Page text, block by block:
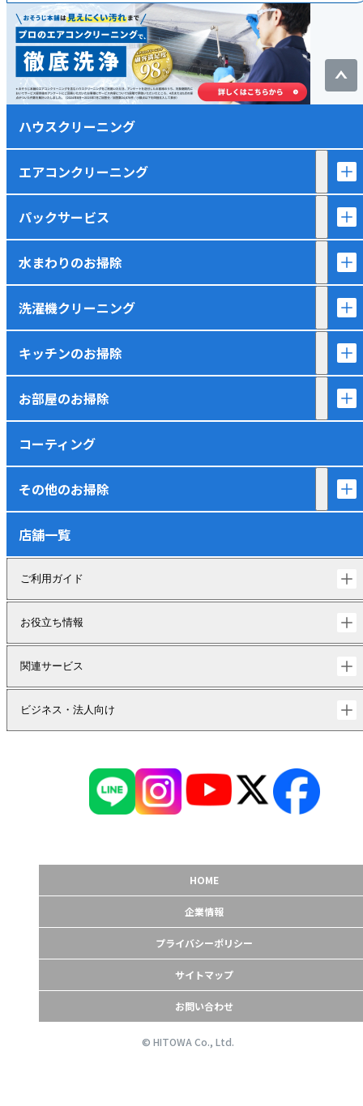
ハウスクリーニング
エアコンクリーニング
パックサービス
水まわりのお掃除
洗濯機クリーニング
キッチンのお掃除
お部屋のお掃除
コーティング
その他のお掃除
店舗一覧
ご利用ガイド
お役立ち情報
関連サービス
ビジネス・法人向け
HOME
企業情報
プライバシーポリシー
サイトマップ
お問い合わせ
© HITOWA Co., Ltd.